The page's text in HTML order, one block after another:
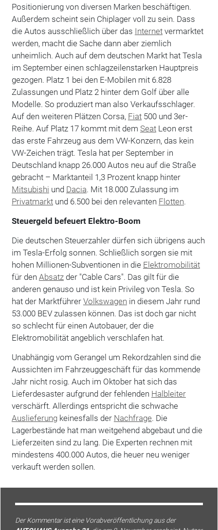
Positionierung von diversen Marken beschäftigen.
Außerdem scheint sein Chiplager voll zu sein. Dass
die Autos ausschließlich über das Internetvermarktet
werden, macht die Sache dann aber ziemlich
unheimlich. Auch auf dem deutschen Markt hat Tesla
im September einen schlagzeilenstarken Hauptpreis
gezogen. Platz 1 bei den E-Mobilen mit 6.828
Zulassungen und Platz 2 hinter dem Golf über alle
Modelle. So produziert man also Verkaufsschlager.
Auf den weiteren Plätzen Corsa, Fiat500 und 3er-
Reihe. Auf Platz 17 kommt mit dem SeatLeon erst
das erste Fahrzeug aus dem VW-Konzern, das kein
VW-Zeichen trägt. Tesla hat per September in
Deutschland knapp 26.000 Autos neu auf die Straße
gebracht – Marktanteil 1,3 Prozent knapp hinter
Mitsubishi und Dacia. Mit 18.000 Zulassung im
Privatmarktund 6.500 bei den relevanten Flotten.
Steuergeld befeuert Elektro-Boom
Die deutschen Steuerzahler dürfen sich übrigens auch
im Tesla-Erfolg sonnen. Schließlich sorgen sie mit
hohen Millionen-Subventionen in die Elektromobilität
für den Absatzder "Cable Cars". Das gilt für die
anderen genauso und ist kein Privileg von Tesla. So
hat der Marktführer Volkswagen in diesem Jahr rund
53.000 BEV zulassen können. Das ist doch gar nicht
so schlecht für einen Autobauer, der die
Elektromobilität angeblich verschlafen hat.
Unabhängig vom Gerangel um Rekordzahlen sind die
Aussichten im Fahrzeuggeschäft für das kommende
Jahr nicht rosig. Auch im Oktober hat sich das
Lieferdesaster aufgrund der fehlenden Halbleiter
verschärft. Allerdings entspricht die schwache
Auslieferungkeinesfalls der Nachfrage. Die
Lagerbestände hat man weitgehend abgebaut und die
Lieferzeiten sind zu lang. Die Experten rechnen mit
mindestens 400.000 Autos, die heuer neu weniger
verkauft werden sollen.
Der Kommentar ist eine Vorabveröffentlichung aus der